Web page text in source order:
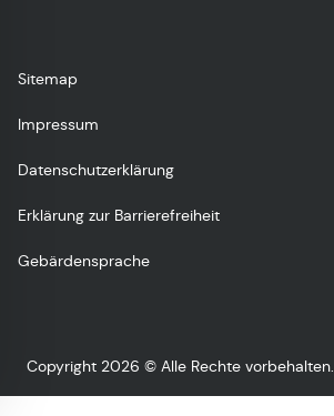
Sitemap
Impressum
Datenschutzerklärung
Erklärung zur Barrierefreiheit
Gebärdensprache
Copyright 2026 © Alle Rechte vorbehalten.